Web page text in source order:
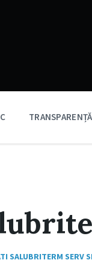
SALUBRITERM SERV